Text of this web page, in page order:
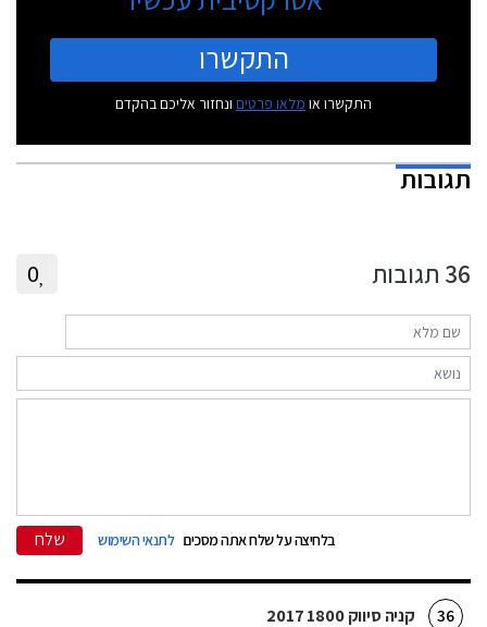
התקשרו
התקשרו או מלאו פרטים ונחזור אליכם בהקדם
תגובות
36 תגובות 0
בלחיצה על שלח אתה מסכים לתנאי השימוש שלח
36 קניה סיווק 1800 2017